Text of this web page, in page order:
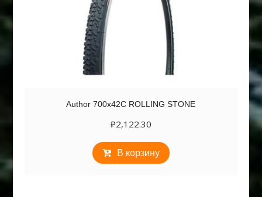
Author 700х42С ROLLING STONE
₽2,122.30
В корзину